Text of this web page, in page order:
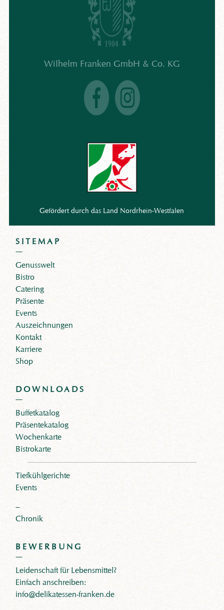
Wilhelm Franken GmbH & Co. KG
Gefördert durch das Land Nordrhein-Westfalen
SITEMAP
Genusswelt
Bistro
Catering
Präsente
Events
Auszeichnungen
Kontakt
Karriere
Shop
DOWNLOADS
Buffetkatalog
Präsentekatalog
Wochenkarte
Bistrokarte
Tiefkühlgerichte
Events
–
Chronik
BEWERBUNG
Leidenschaft für Lebensmittel?
Einfach anschreiben:
info@delikatessen-franken.de